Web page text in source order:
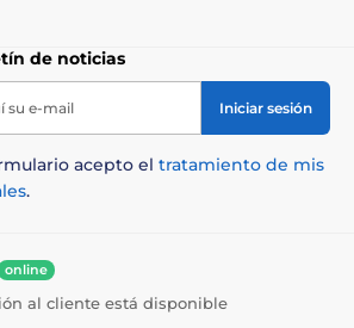
de noticias
su e-mail Iniciar sesión
acepto el tratamiento de mis
.
online
al cliente está disponible